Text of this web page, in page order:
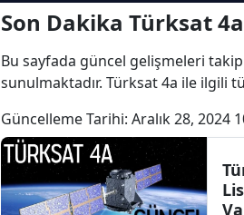
Son Dakika Türksat
Bu sayfada güncel gelişmeleri
sunulmaktadır. Türksat 4a ile ilgili
Güncelleme Tarihi: Aralık 28, 2024